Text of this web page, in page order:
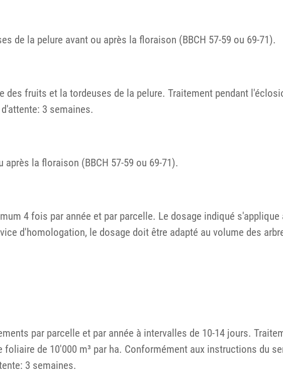
de la pelure avant ou après la floraison (BBCH 57-59 ou 69-71).
fruits et la tordeuses de la pelure. Traitement pendant
3 semaines.
la floraison (BBCH 57-59 ou 69-71).
4 fois par année et par parcelle. Le dosage indiqué
d'homologation, le dosage doit être adapté au volume des
par parcelle et par année à intervalles de 10-14 jours.
de 10'000 m³ par ha. Conformément aux instructions du
3 semaines.